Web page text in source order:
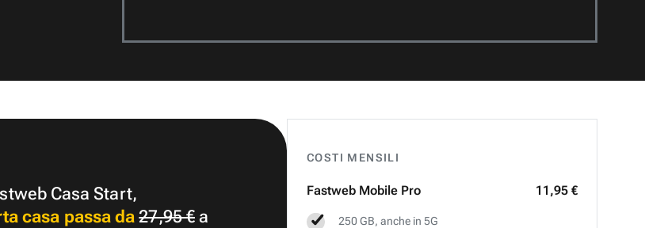
COSTI MENSILI
Fastweb Mobile Pro 11,95 €
250 GB, anche in 5G
Casa Start,
casa passa da 27,95 €a